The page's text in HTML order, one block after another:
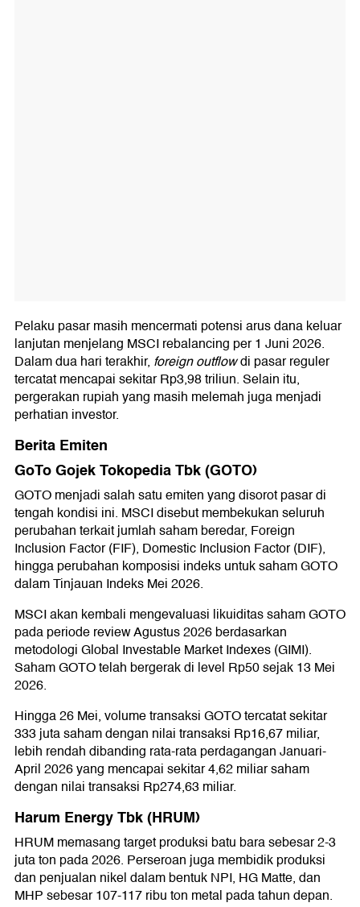
Pelaku pasar masih mencermati potensi arus dana keluar
lanjutan menjelang MSCI rebalancing per 1 Juni 2026.
Dalam dua hari terakhir, foreign outflowdi pasar reguler
tercatat mencapai sekitar Rp3,98 triliun. Selain itu,
pergerakan rupiah yang masih melemah juga menjadi
perhatian investor.
Berita Emiten
GoTo Gojek Tokopedia Tbk (GOTO)
GOTO menjadi salah satu emiten yang disorot pasar di
tengah kondisi ini. MSCI disebut membekukan seluruh
perubahan terkait jumlah saham beredar, Foreign
Inclusion Factor (FIF), Domestic Inclusion Factor (DIF),
hingga perubahan komposisi indeks untuk saham GOTO
dalam Tinjauan Indeks Mei 2026.
MSCI akan kembali mengevaluasi likuiditas saham GOTO
pada periode review Agustus 2026 berdasarkan
metodologi Global Investable Market Indexes (GIMI).
Saham GOTO telah bergerak di level Rp50 sejak 13 Mei
2026.
Hingga 26 Mei, volume transaksi GOTO tercatat sekitar
333 juta saham dengan nilai transaksi Rp16,67 miliar,
lebih rendah dibanding rata-rata perdagangan Januari-
April 2026 yang mencapai sekitar 4,62 miliar saham
dengan nilai transaksi Rp274,63 miliar.
Harum Energy Tbk (HRUM)
HRUM memasang target produksi batu bara sebesar 2-3
juta ton pada 2026. Perseroan juga membidik produksi
dan penjualan nikel dalam bentuk NPI, HG Matte, dan
MHP sebesar 107-117 ribu ton metal pada tahun depan.